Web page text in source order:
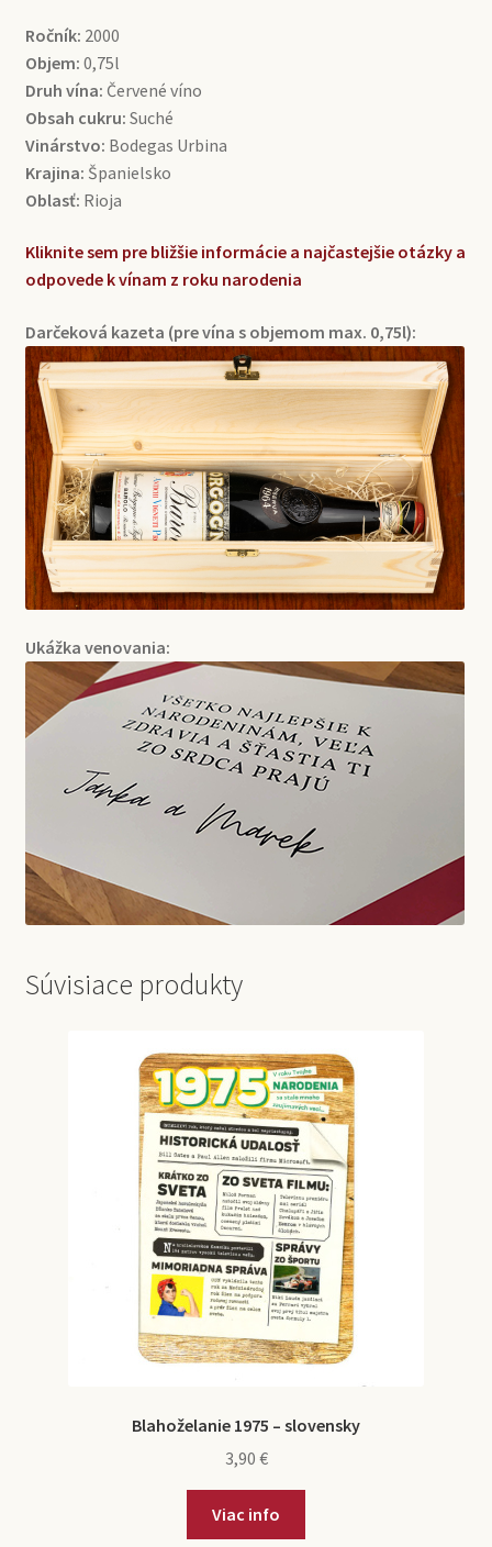
Ročník: 2000
Objem: 0,75l
Druh vína: Červené víno
Obsah cukru: Suché
Vinárstvo: Bodegas Urbina
Krajina: Španielsko
Oblasť: Rioja
Kliknite sem pre bližšie informácie a najčastejšie otázky a
odpovede k vínam z roku narodenia
Darčeková kazeta (pre vína s objemom max. 0,75l):
Ukážka venovania:
Súvisiace produkty
Blahoželanie 1975 – slovensky
3,90 €
Viac info